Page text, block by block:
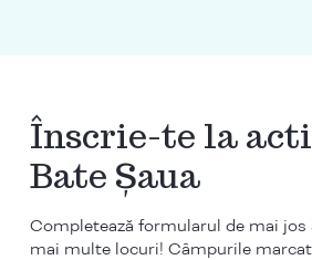
Înscrie-te la
Bate Șaua
Completează formularul de mai jos
mai multe locuri! Câmpurile